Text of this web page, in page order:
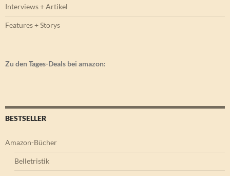
Interviews + Artikel
Features + Storys
Zu den Tages-Deals bei amazon:
BESTSELLER
Amazon-Bücher
Belletristik